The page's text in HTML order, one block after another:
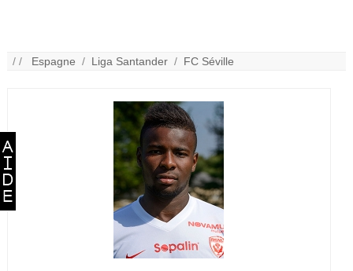
/ / Espagne / Liga Santander / FC Séville